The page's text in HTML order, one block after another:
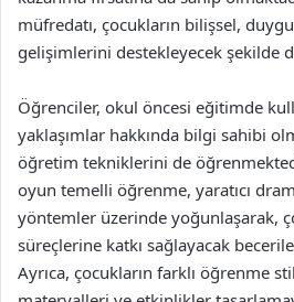
müfredatı, çocukların bilişsel,
gelişimlerini destekleyecek şekilde
Öğrenciler, okul öncesi eğitimde
yaklaşımlar hakkında bilgi sahibi
öğretim tekniklerini de
oyun temelli öğrenme, yaratıcı
yöntemler üzerinde yoğunlaşarak,
süreçlerine katkı sağlayacak
Ayrıca, çocukların farklı öğrenme